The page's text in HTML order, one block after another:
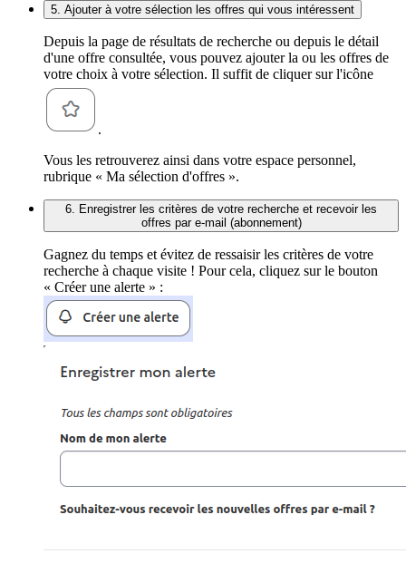
5. Ajouter à votre sélection les offres qui vous intéressent
Depuis la page de résultats de recherche ou depuis le détail
d'une offre consultée, vous pouvez ajouter la ou les offres de
votre choix à votre sélection. Il suffit de cliquer sur l'icône
.
Vous les retrouverez ainsi dans votre espace personnel,
rubrique « Ma sélection d'offres ».
6. Enregistrer les critères de votre recherche et recevoir les
offres par e-mail (abonnement)
Gagnez du temps et évitez de ressaisir les critères de votre
recherche à chaque visite ! Pour cela, cliquez sur le bouton
« Créer une alerte » :